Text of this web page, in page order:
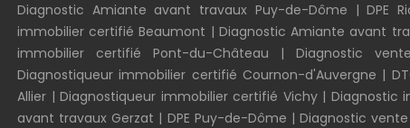
Diagnostic Amiante avant travaux Puy-de-Dôme |DPE
immobilier certifié Beaumont | Diagnostic Amiante avant
immobilier certifié Pont-du-Château | Diagnostic
Diagnostiqueur immobilier certifié Cournon-d'Auvergne |
Allier |Diagnostiqueur immobilier certifié Vichy| Diagnostic
avant travaux Gerzat | DPE Puy-de-Dôme | Diagnostic